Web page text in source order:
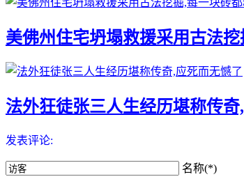
美佛州住宅坍塌救援采用古法
法外狂徒张三人生经历堪称传
发表评论:
名称(*)